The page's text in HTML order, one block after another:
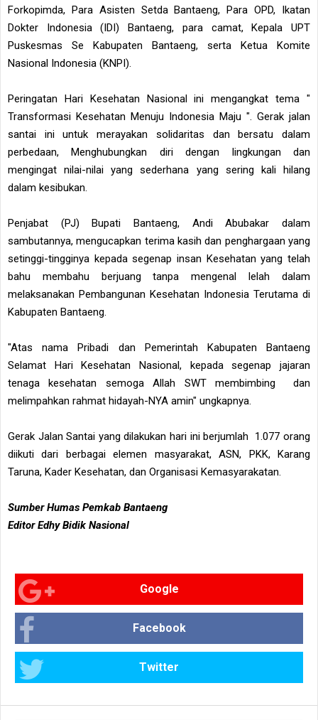
Forkopimda, Para Asisten Setda Bantaeng, Para OPD, Ikatan
Dokter Indonesia (IDI) Bantaeng, para camat, Kepala UPT
Puskesmas Se Kabupaten Bantaeng, serta Ketua Komite
Nasional Indonesia (KNPI).
Peringatan Hari Kesehatan Nasional ini mengangkat tema "
Transformasi Kesehatan Menuju Indonesia Maju ". Gerak jalan
santai ini untuk merayakan solidaritas dan bersatu dalam
perbedaan, Menghubungkan diri dengan lingkungan dan
mengingat nilai-nilai yang sederhana yang sering kali hilang
dalam kesibukan.
Penjabat (PJ) Bupati Bantaeng, Andi Abubakar dalam
sambutannya, mengucapkan terima kasih dan penghargaan yang
setinggi-tingginya kepada segenap insan Kesehatan yang telah
bahu membahu berjuang tanpa mengenal lelah dalam
melaksanakan Pembangunan Kesehatan Indonesia Terutama di
Kabupaten Bantaeng.
"Atas nama Pribadi dan Pemerintah Kabupaten Bantaeng
Selamat Hari Kesehatan Nasional, kepada segenap jajaran
tenaga kesehatan semoga Allah SWT membimbing dan
melimpahkan rahmat hidayah-NYA amin" ungkapnya.
Gerak Jalan Santai yang dilakukan hari ini berjumlah 1.077 orang
diikuti dari berbagai elemen masyarakat, ASN, PKK, Karang
Taruna, Kader Kesehatan, dan Organisasi Kemasyarakatan.
Sumber Humas Pemkab Bantaeng
Editor Edhy Bidik Nasional
Google
Facebook
Twitter